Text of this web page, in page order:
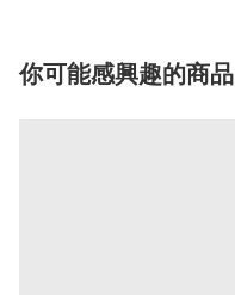
你可能感興趣的商品